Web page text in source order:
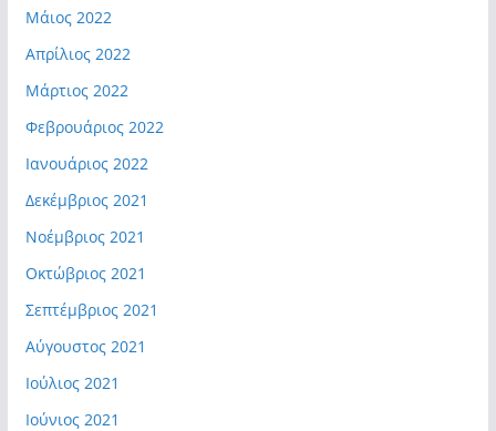
Μάιος 2022
Απρίλιος 2022
Μάρτιος 2022
Φεβρουάριος 2022
Ιανουάριος 2022
Δεκέμβριος 2021
Νοέμβριος 2021
Οκτώβριος 2021
Σεπτέμβριος 2021
Αύγουστος 2021
Ιούλιος 2021
Ιούνιος 2021